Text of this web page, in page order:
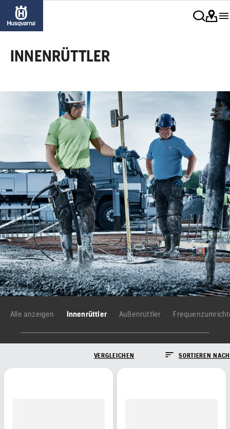
INNENRÜTTLER
Alle anzeigen Innenrüttler Außenrüttler
VERGLEICHEN SORTIEREN NACH